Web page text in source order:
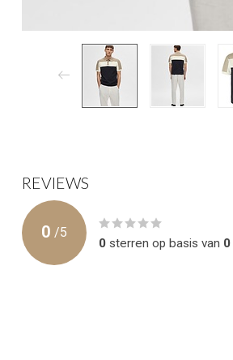
REVIEWS
0 /5
0 sterren op basis van 0